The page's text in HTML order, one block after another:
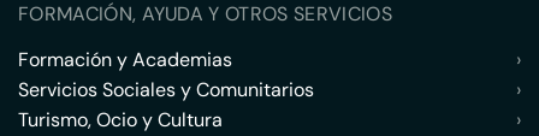
FORMACIÓN, AYUDA Y OTROS SERVICIOS
Formación y Academias
›
Servicios Sociales y Comunitarios
›
Turismo, Ocio y Cultura
›